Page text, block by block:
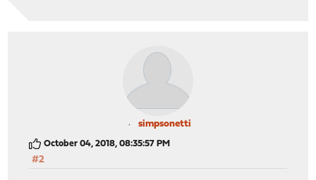
simpsonetti
October 04, 2018, 08:35:57 PM
#2